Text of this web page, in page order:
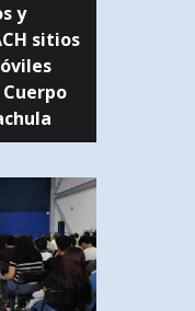
y
sitios